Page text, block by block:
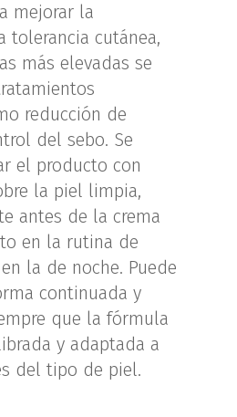
mejorar la
tolerancia cutánea,
más elevadas se
reducción de
del sebo. Se
el producto con
la piel limpia,
antes de la crema
en la rutina de
la de noche. Puede
continuada y
que la fórmula
y adaptada a
del tipo de piel.